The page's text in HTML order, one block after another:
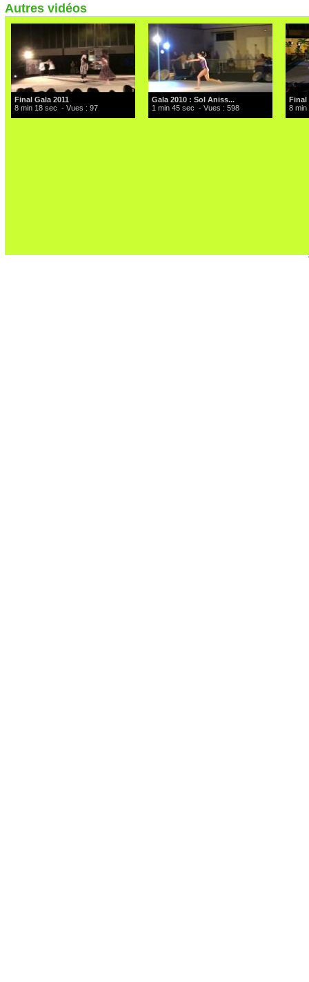
Autres vidéos
Final Gala 2011
8 min 18 sec - Vues : 97
Gala 2010 : Sol Aniss...
1 min 45 sec - Vues : 598
Final
8 min